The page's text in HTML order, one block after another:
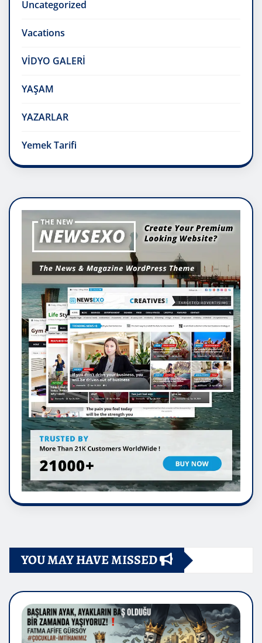
Uncategorized
Vacations
VİDYO GALERİ
YAŞAM
YAZARLAR
Yemek Tarifi
YOU MAY HAVE MISSED